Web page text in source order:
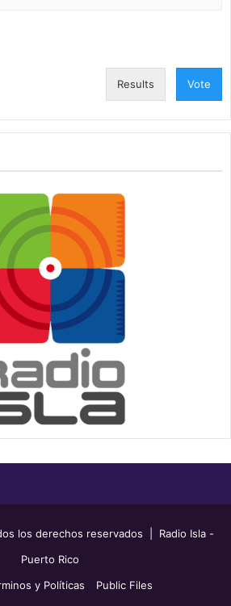
Results Vote
los derechos reservados | Radio Isla -
Puerto Rico
y Políticas Public Files